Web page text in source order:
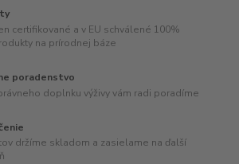
certifikované a v EU schválené 100%
na prírodnej báze
poradenstvo
doplnku výživy vám radi poradíme
držíme skladom a zasielame na ďalší